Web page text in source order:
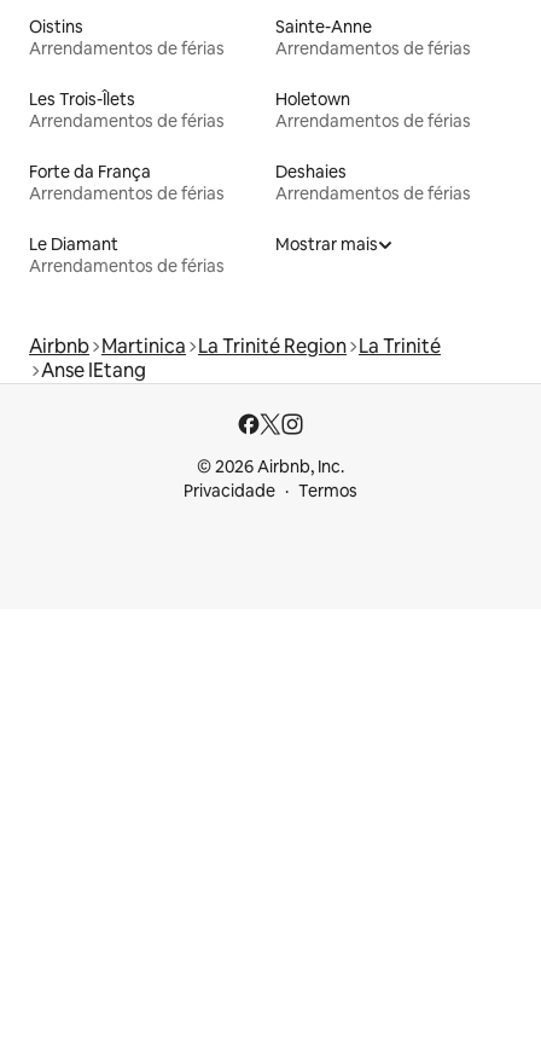
Oistins
Arrendamentos de férias
Sainte-Anne
Arrendamentos de férias
Les Trois-Îlets
Arrendamentos de férias
Holetown
Arrendamentos de férias
Forte da França
Arrendamentos de férias
Deshaies
Arrendamentos de férias
Le Diamant
Arrendamentos de férias
Mostrar mais
Airbnb Martinica La Trinité Region La Trinité
Anse IEtang
© 2026 Airbnb, Inc.
Privacidade
Termos